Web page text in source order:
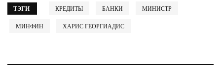
ТЭГИ КРЕДИТЫ БАНКИ МИНИСТР
МИНФИН ХАРИС ГЕОРГИАДИС